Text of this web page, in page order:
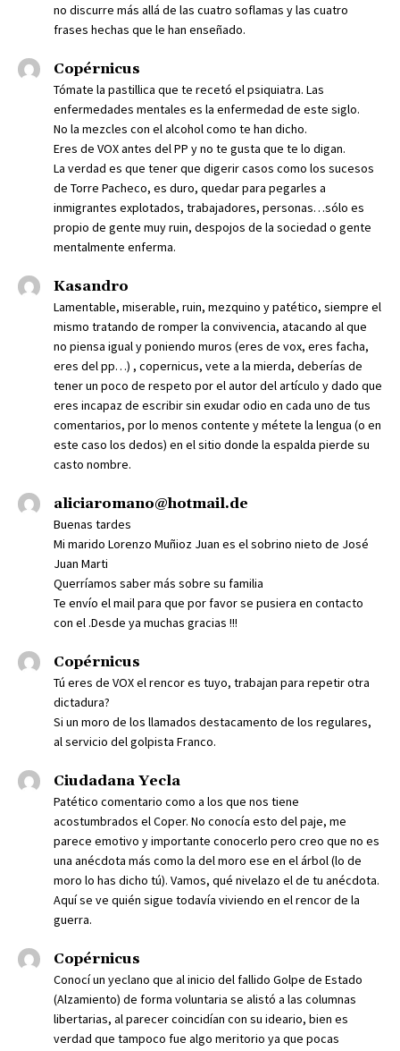
no discurre más allá de las cuatro soflamas y las cuatro
frases hechas que le han enseñado.
Copérnicus
Tómate la pastillica que te recetó el psiquiatra. Las
enfermedades mentales es la enfermedad de este siglo.
No la mezcles con el alcohol como te han dicho.
Eres de VOX antes del PP y no te gusta que te lo digan.
La verdad es que tener que digerir casos como los sucesos
de Torre Pacheco, es duro, quedar para pegarles a
inmigrantes explotados, trabajadores, personas…sólo es
propio de gente muy ruin, despojos de la sociedad o gente
mentalmente enferma.
Kasandro
Lamentable, miserable, ruin, mezquino y patético, siempre el
mismo tratando de romper la convivencia, atacando al que
no piensa igual y poniendo muros (eres de vox, eres facha,
eres del pp…) , copernicus, vete a la mierda, deberías de
tener un poco de respeto por el autor del artículo y dado que
eres incapaz de escribir sin exudar odio en cada uno de tus
comentarios, por lo menos contente y métete la lengua (o en
este caso los dedos) en el sitio donde la espalda pierde su
casto nombre.
aliciaromano@hotmail.de
Buenas tardes
Mi marido Lorenzo Muñioz Juan es el sobrino nieto de José
Juan Marti
Querríamos saber más sobre su familia
Te envío el mail para que por favor se pusiera en contacto
con el .Desde ya muchas gracias !!!
Copérnicus
Tú eres de VOX el rencor es tuyo, trabajan para repetir otra
dictadura?
Si un moro de los llamados destacamento de los regulares,
al servicio del golpista Franco.
Ciudadana Yecla
Patético comentario como a los que nos tiene
acostumbrados el Coper. No conocía esto del paje, me
parece emotivo y importante conocerlo pero creo que no es
una anécdota más como la del moro ese en el árbol (lo de
moro lo has dicho tú). Vamos, qué nivelazo el de tu anécdota.
Aquí se ve quién sigue todavía viviendo en el rencor de la
guerra.
Copérnicus
Conocí un yeclano que al inicio del fallido Golpe de Estado
(Alzamiento) de forma voluntaria se alistó a las columnas
libertarias, al parecer coincidían con su ideario, bien es
verdad que tampoco fue algo meritorio ya que pocas